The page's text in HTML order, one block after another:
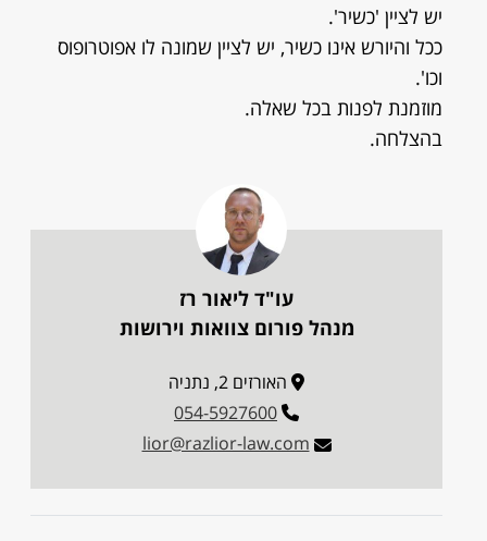
יש לציין 'כשיר'.
ככל והיורש אינו כשיר, יש לציין שמונה לו אפוטרופוס
וכו'.
מוזמנת לפנות בכל שאלה.
בהצלחה.
עו"ד ליאור רז
מנהל פורום צוואות וירושות
האורזים 2, נתניה
054-5927600
lior@razlior-law.com